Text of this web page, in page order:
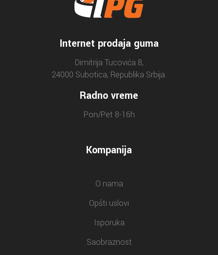
Internet prodaja guma
Dimitrija Tucovića 8,
24000 Subotica, Republika Srbija.
Radno vreme
Pon/Pet 8-16h
Kompanija
O nama
Opšti uslovi
Isporuka
Saobraznost